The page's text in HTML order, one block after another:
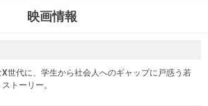
映画情報
世代に、学生から社会人へのギャップに戸惑う若
トーリー。